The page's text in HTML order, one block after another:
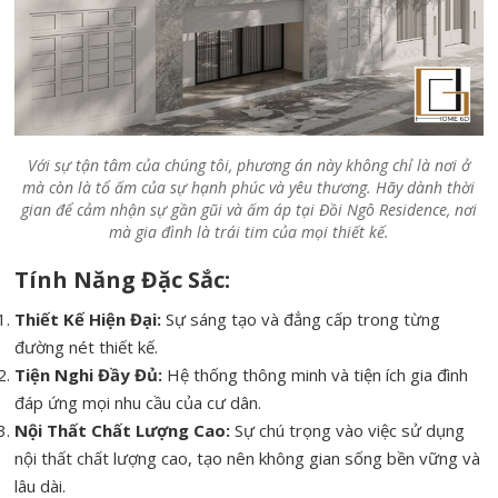
Với sự tận tâm của chúng tôi, phương án này không chỉ là nơi ở
mà còn là tổ ấm của sự hạnh phúc và yêu thương. Hãy dành thời
gian để cảm nhận sự gần gũi và ấm áp tại Đồi Ngô Residence, nơi
mà gia đình là trái tim của mọi thiết kế.
Tính Năng Đặc Sắc:
Thiết Kế Hiện Đại: Sự sáng tạo và đẳng cấp trong từng
đường nét thiết kế.
Tiện Nghi Đầy Đủ: Hệ thống thông minh và tiện ích gia đình
đáp ứng mọi nhu cầu của cư dân.
Nội Thất Chất Lượng Cao: Sự chú trọng vào việc sử dụng
nội thất chất lượng cao, tạo nên không gian sống bền vững và
lâu dài.